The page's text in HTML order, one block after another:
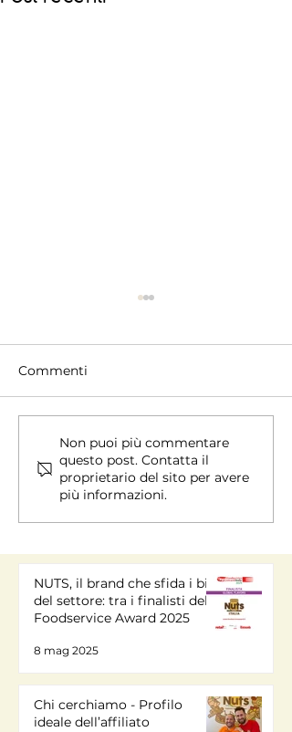
Chi cerchiamo - Profilo
ideale dell’affiliato
Commenti
Non puoi più commentare
questo post. Contatta il
proprietario del sito per avere
più informazioni.
NUTS, il brand che sfida i big
del settore: tra i finalisti del
Foodservice Award 2025
8 mag 2025
Chi cerchiamo - Profilo
ideale dell’affiliato